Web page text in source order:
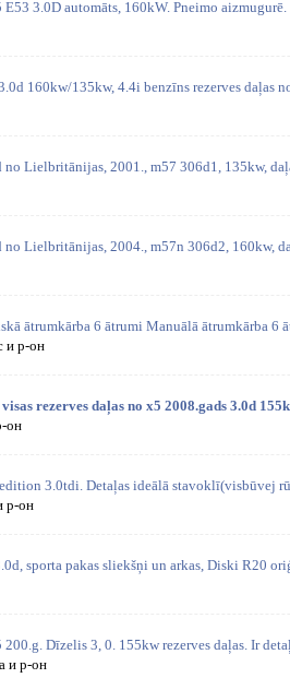
3.0D automāts, 160kW. Pneimo
160kw/135kw, 4.4i benzīns rezerves daļas
no Lielbritānijas, 2001., m57 306d1, 135kw,
no Lielbritānijas, 2004., m57n 306d2, 160kw,
ātrumkārba 6 ātrumi Manuālā ātrumkārba 6
и р-он
rezerves daļas no x5 2008.gads 3.0d
он
3.0tdi. Detaļas ideālā stavoklī(visbūvej
р-он
sporta pakas sliekšņi un arkas, Diski R20
Dīzelis 3, 0. 155kw rezerves daļas. Ir
и р-он